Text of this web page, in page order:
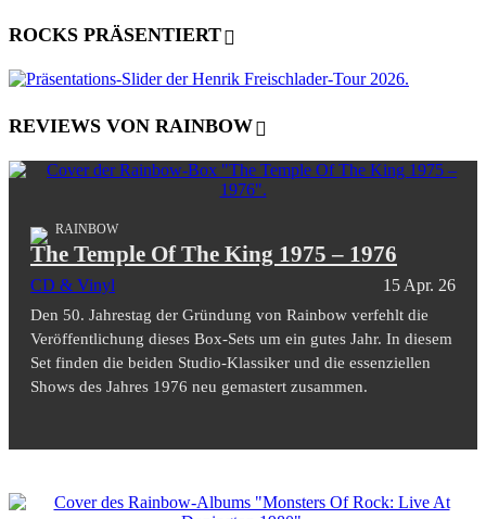
ROCKS PRÄSENTIERT
REVIEWS VON RAINBOW
RAINBOW
The Temple Of The King 1975 – 1976
CD & Vinyl 15 Apr. 26
Den 50. Jahrestag der Gründung von Rainbow verfehlt die
Veröffentlichung dieses Box-Sets um ein gutes Jahr. In diesem
Set finden die beiden Studio-Klassiker und die essenziellen
Shows des Jahres 1976 neu gemastert zusammen.